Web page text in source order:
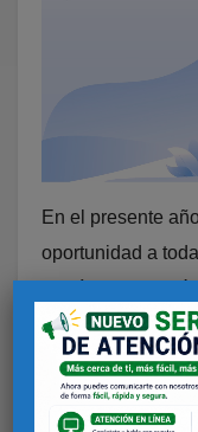
En el presente
oportunidad a
4º y 5º (
C (Sede Granjas
Resurrección).